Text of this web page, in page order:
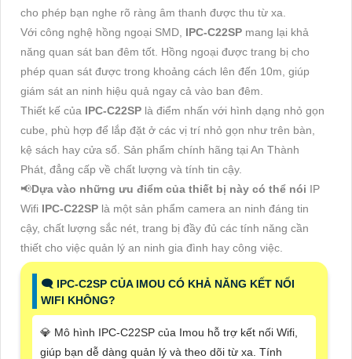
cho phép bạn nghe rõ ràng âm thanh được thu từ xa.
Với công nghệ hồng ngoại SMD, IPC-C22SP mang lại khả
năng quan sát ban đêm tốt. Hồng ngoại được trang bị cho
phép quan sát được trong khoảng cách lên đến 10m, giúp
giám sát an ninh hiệu quả ngay cả vào ban đêm.
Thiết kế của IPC-C22SP là điểm nhấn với hình dạng nhỏ gọn
cube, phù hợp để lắp đặt ở các vị trí nhỏ gọn như trên bàn,
kệ sách hay cửa sổ. Sản phẩm chính hãng tại An Thành
Phát, đẳng cấp về chất lượng và tính tin cậy.
📢Dựa vào những ưu điểm của thiết bị này có thể nói IP
Wifi IPC-C22SP là một sản phẩm camera an ninh đáng tin
cậy, chất lượng sắc nét, trang bị đầy đủ các tính năng cần
thiết cho việc quản lý an ninh gia đình hay công việc.
🗨️ IPC-C2SP CỦA IMOU CÓ KHẢ NĂNG KẾT NỐI
WIFI KHÔNG?
💎 Mô hình IPC-C22SP của Imou hỗ trợ kết nối Wifi,
giúp bạn dễ dàng quản lý và theo dõi từ xa. Tính